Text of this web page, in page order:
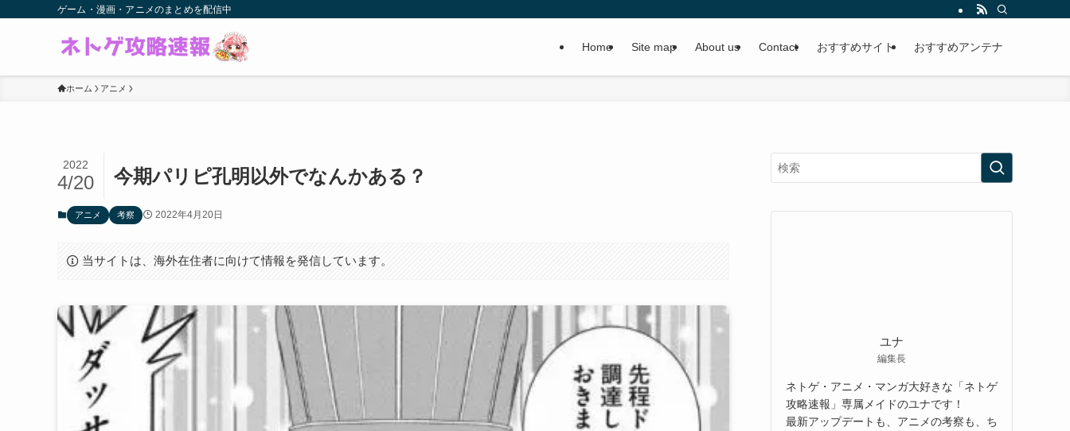
ゲーム・漫画・アニメのまとめを配信中
Home Site map About us Contact おすすめサイト おすすめアンテナ
ホーム アニメ
今期パリピ孔明以外でなんかある？
2022
4/20
アニメ 考察 2022年4月20日
当サイトは、海外在住者に向けて情報を発信しています。
ユナ
編集長
ネトゲ・アニメ・マンガ大好きな「ネトゲ
攻略速報」専属メイドのユナです！
最新アップデートも、アニメの考察も、ち